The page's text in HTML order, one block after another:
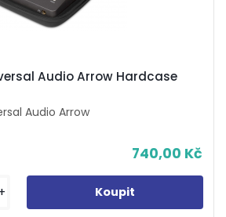
Audio Arrow Hardcase
Audio Arrow
740,00 Kč